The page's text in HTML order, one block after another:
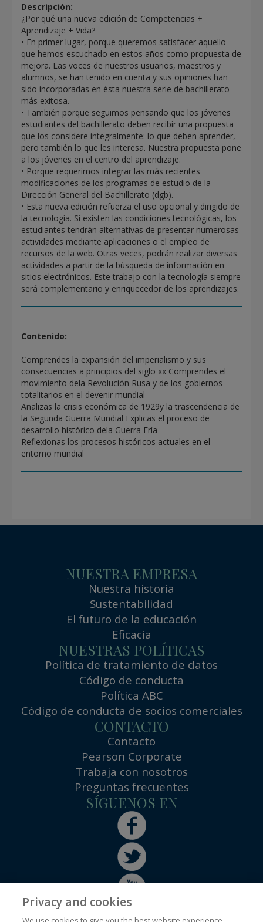
Descripción:
¿Por qué una nueva edición de Competencias +
Aprendizaje + Vida?
• En primer lugar, porque queremos satisfacer aquello
que hemos escuchado en estos años como propuesta de
mejora. Las voces de nuestros usuarios, maestros y
alumnos, se han tenido en cuenta y sus opiniones han
sido incorporadas en ésta nuestra serie de bachillerato
más exitosa.
• También porque seguimos pensando que los jóvenes
estudiantes del bachillerato deben recibir una propuesta
que los considere integralmente: lo que deben aprender,
pero también lo que les interesa. Nuestra propuesta pone
a los jóvenes en el centro del aprendizaje.
• Porque requerimos integrar las más recientes
modificaciones de los programas de estudio de la
Dirección General del Bachillerato (dgb).
• Esta nueva edición refuerza el uso opcional y dirigido de
la tecnología. Si existen las condiciones tecnológicas, los
estudiantes tendrán alternativas de presentar numerosas
actividades mediante aplicaciones o el empleo de
recursos de la web. Otras veces, podrán realizar diversas
actividades a partir de la búsqueda de información en
sitios electrónicos. Este trabajo con la tecnología siempre
será complementario y enriquecedor de los aprendizajes.
Contenido:
Comprendes la expansión del imperialismo y sus
consecuencias a principios del siglo xx Comprendes el
movimiento dela Revolución Rusa y de los gobiernos
totalitarios en el devenir mundial
Analizas la crisis económica de 1929y la trascendencia de
la Segunda Guerra Mundial Explicas el proceso de
desarrollo histórico dela Guerra Fría
Reflexionas los procesos históricos actuales en el
entorno mundial
NUESTRA EMPRESA
Nuestra historia
Sustentabilidad
El futuro de la educación
Eficacia
NUESTRAS POLÍTICAS
Política de tratamiento de datos
Código de conducta
Política ABC
Código de conducta de socios comerciales
CONTACTO
Contacto
Pearson Corporate
Trabaja con nosotros
Preguntas frecuentes
SÍGUENOS EN
Privacy and cookies